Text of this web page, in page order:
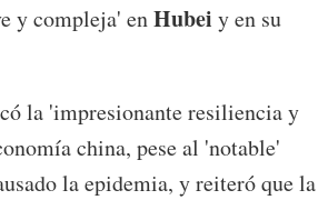
y compleja' enHubei y en su
la 'impresionante resiliencia y
china, pese al 'notable'
la epidemia, y reiteró que la